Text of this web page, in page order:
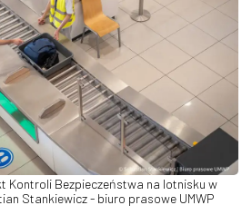
Kontroli Bezpieczeństwa na lotnisku w
Stankiewicz - biuro prasowe UMWP